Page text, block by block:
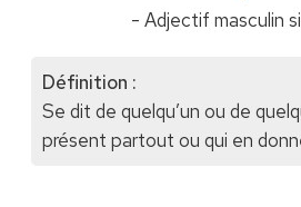
- Adjectif masculin
Définition :
Se dit de quelqu’un ou de
présent partout ou qui en